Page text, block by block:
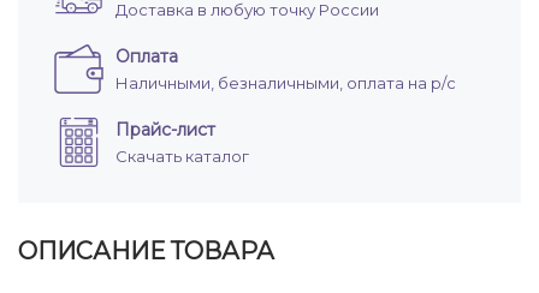
Доставка в любую точку России
Оплата
Наличными, безналичными, оплата на р/с
Прайс-лист
Скачать каталог
ОПИСАНИЕ ТОВАРА